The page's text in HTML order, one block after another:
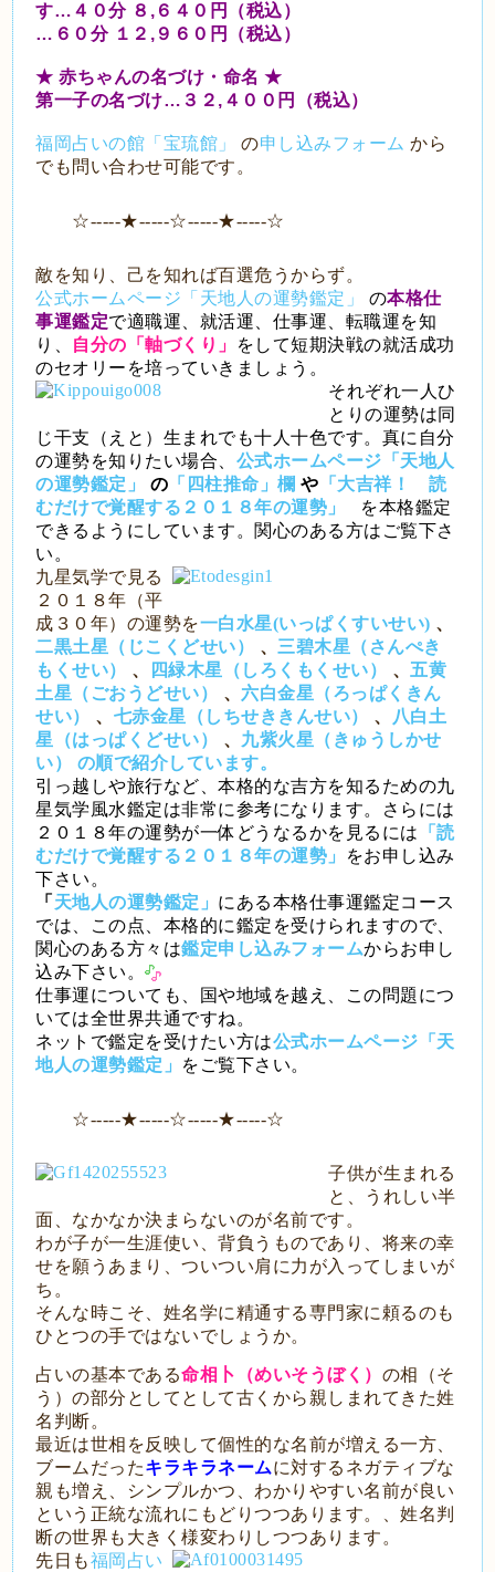
す…４０分 ８,６４０円（税込）
…６０分 １２,９６０円（税込）
★ 赤ちゃんの名づけ・命名 ★
第一子の名づけ…３２,４００円（税込）
福岡占いの館「宝琉館」 の申し込みフォーム から
でも問い合わせ可能です。
☆-----★-----☆-----★-----☆
敵を知り、己を知れば百選危うからず。
公式ホームページ「天地人の運勢鑑定」
の本格仕
事運鑑定で適職運、就活運、仕事運、転職運を知
り、
自分の「軸づくり」
をして短期決戦の就活成功
のセオリーを培っていきましょう。
それぞれ一人ひ
とりの運勢は同
じ干支（えと）生まれでも十人十色です。真に自分
の運勢を知りたい場合、 公式ホームページ「天地人
の運勢鑑定」
の 「四柱推命」欄 や 「大吉祥！ 読
むだけで覚醒する２０１８年の運勢」
を本格鑑定
できるようにしています。関心のある方はご覧下さ
い。
九星気学で見る
２０１８年（平
成３０年）の運勢を一白水星(いっぱくすいせい) 、
二黒土星（じこくどせい） 、 三碧木星（さんぺき
もくせい）
、 四緑木星（しろくもくせい） 、 五黄
土星（ごおうどせい）
、 六白金星（ろっぱくきん
せい）
、 七赤金星（しちせききんせい） 、
八白土
星（はっぱくどせい）
、 九紫火星（きゅうしかせ
い） の順で紹介しています。
引っ越しや旅行など、本格的な吉方を知るための九
星気学風水鑑定は非常に参考になります。さらには
２０１８年の運勢が一体どうなるかを見るには
「読
むだけで覚醒する２０１８年の運勢」
をお申し込み
下さい。
「 天地人の運勢鑑定」 にある本格仕事運鑑定コース
では、この点、本格的に鑑定を受けられますので、
関心のある方々は鑑定申し込みフォームからお申し
込み下さい。
仕事運についても、国や地域を越え、この問題につ
いては全世界共通ですね。
ネットで鑑定を受けたい方は公式ホームページ「天
地人の運勢鑑定」
をご覧下さい。
☆-----★-----☆-----★-----☆
子供が生まれる
と、うれしい半
面、なかなか決まらないのが名前です。
わが子が一生涯使い、背負うものであり、将来の幸
せを願うあまり、ついつい肩に力が入ってしまいが
ち。
そんな時こそ、姓名学に精通する専門家に頼るのも
ひとつの手ではないでしょうか。
占いの基本である命相卜（めいそうぼく） の相（そ
う）の部分としてとして古くから親しまれてきた姓
名判断。
最近は世相を反映して個性的な名前が増える一方、
ブームだったキラキラネームに対するネガティブな
親も増え、シンプルかつ、わかりやすい名前が良い
という正統な流れにもどりつつあります。、姓名判
断の世界も大きく様変わりしつつあります。
先日も福岡占い